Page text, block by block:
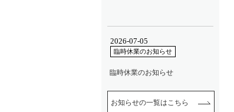
お知らせの一覧はこちら